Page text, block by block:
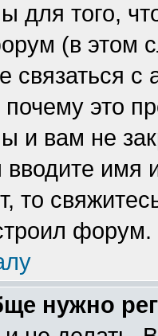
для того,
(в этом
связаться
почему это
и вам не
вводите
то
форум.
нужно